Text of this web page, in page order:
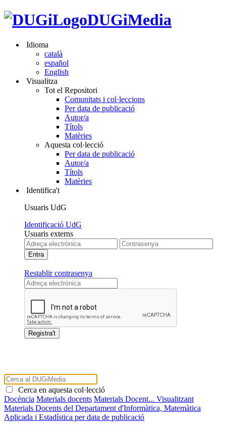
DUGiMedia
Idioma
català
español
English
Visualitza
Tot el Repositori
Comunitats i col·leccions
Per data de publicació
Autor/a
Títols
Matèries
Aquesta col·lecció
Per data de publicació
Autor/a
Títols
Matèries
Identifica't
Usuaris UdG
Identificació UdG
Usuaris externs
Restablir contrasenya
Cerca en aquesta col·lecció
Docència Materials docents Materials Docent... Visualitzant
Materials Docents del Departament d'Informàtica, Matemàtica
Aplicada i Estadística per data de publicació